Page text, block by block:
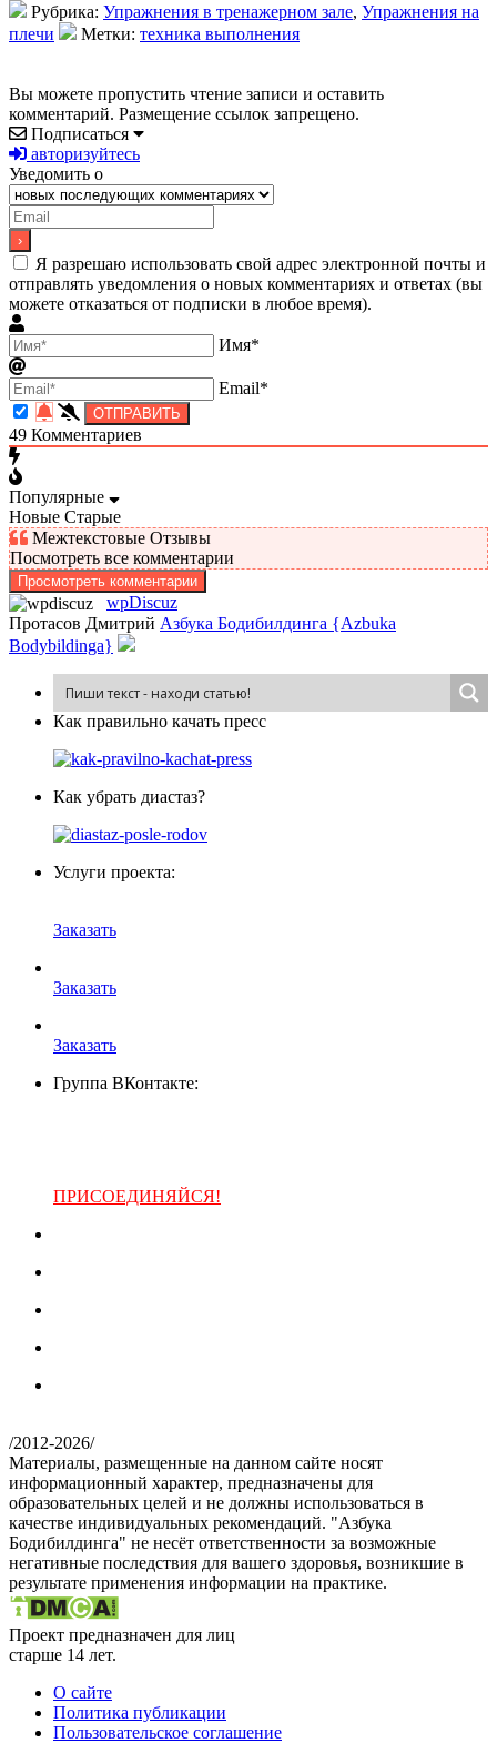
Рубрика: Упражнения в тренажерном зале, Упражнения на
плечи
Метки: техника выполнения
Вы можете пропустить чтение записи и оставить
комментарий. Размещение ссылок запрещено.
Подписаться
авторизуйтесь
Уведомить о
Я разрешаю использовать свой адрес электронной почты и
отправлять уведомления о новых комментариях и ответах (вы
можете отказаться от подписки в любое время).
Имя*
Email*
49 Комментариев
Популярные
Новые Старые
Межтекстовые Отзывы
Посмотреть все комментарии
Просмотреть комментарии
wpDiscuz
Протасов Дмитрий Азбука Бодибилдинга {Azbuka
Bodybildinga}
Как пра­виль­но ка­чать пресс
Как убрать диастаз?
Услуги проекта:
Заказать
Заказать
Заказать
Группа ВКонтакте:
ПРИСОЕДИНЯЙСЯ!
/2012-2026/
Материалы, размещенные на данном сайте носят
информационный характер, предназначены для
образовательных целей и не должны использоваться в
качестве индивидуальных рекомендаций. "Азбука
Бодибилдинга" не несёт ответственности за возможные
негативные последствия для вашего здоровья, возникшие в
результате применения информации на практике.
Проект предназначен для лиц
старше 14 лет.
О сайте
Политика публикации
Пользовательское соглашение